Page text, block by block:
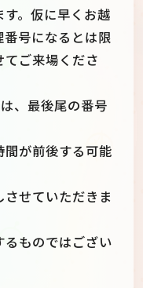
。仮に早くお越
番号になるとは限
ご来場くださ
、最後尾の番号
が前後する可能
せていただきま
ものではござい